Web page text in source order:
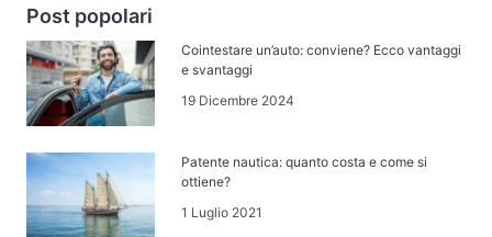
Post popolari
Cointestare un’auto: conviene? Ecco vantaggi
e svantaggi
19 Dicembre 2024
Patente nautica: quanto costa e come si
ottiene?
1 Luglio 2021